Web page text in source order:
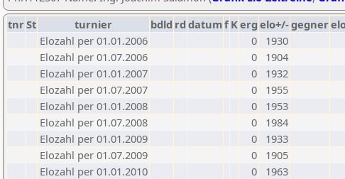
tnrSt turnier bdld rd datumf Kerg elo+/-gegner
Elozahl per 01.01.2006
0
1930
Elozahl per 01.07.2006
0
1904
Elozahl per 01.01.2007
0
1932
Elozahl per 01.07.2007
0
1955
Elozahl per 01.01.2008
0
1953
Elozahl per 01.07.2008
0
1984
Elozahl per 01.01.2009
0
1933
Elozahl per 01.07.2009
0
1905
Elozahl per 01.01.2010
0
1963